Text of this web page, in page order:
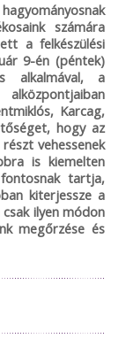
számára
a felkészülési
9-én (péntek)
alkalmával, a
Karcag,
hogy az
vehessenek
is kiemelten
tartja,
kiterjessze a
ilyen módon
megőrzése és